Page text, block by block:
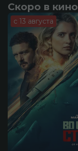
Скоро в кино
с 13 августа